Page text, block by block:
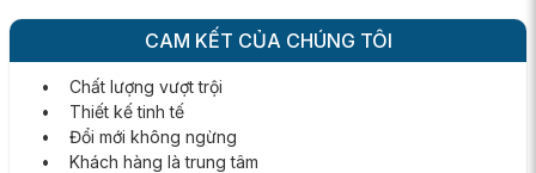
CAM KẾT CỦA CHÚNG TÔI
• Chất lượng vượt trội
• Thiết kế tinh tế
• Đổi mới không ngừng
• Khách hàng là trung tâm